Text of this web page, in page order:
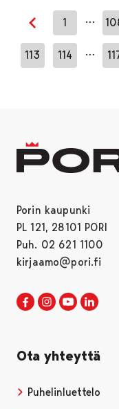
Edellinen sivu
1 …
113 114 …
Porin kaupunki
PL 121, 28101 PORI
Puh. 02 621 1100
kirjaamo@pori.fi
Porin kaupunki
Avautuu uudessa
Porin
Avautuu
Porin
Ota yhteyttä
Puhelinluettelo